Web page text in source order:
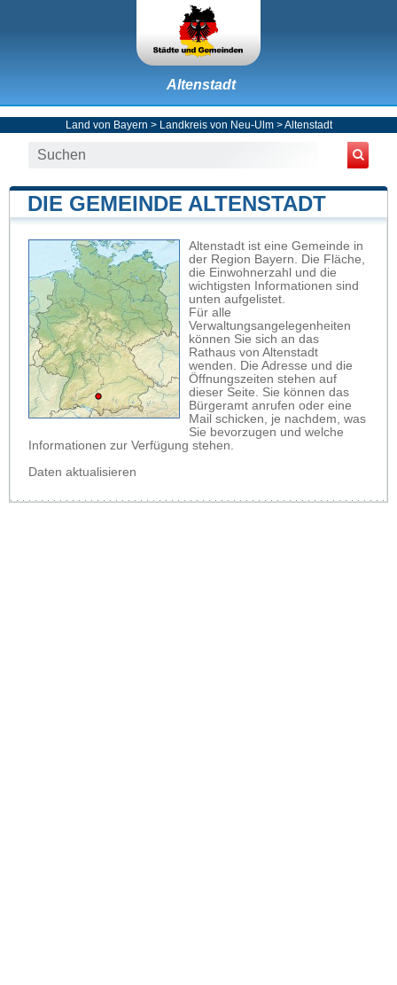
Altenstadt
Land von Bayern > Landkreis von Neu-Ulm>Altenstadt
DIE GEMEINDE ALTENSTADT
Altenstadt ist eine Gemeinde in
der Region Bayern. Die Fläche,
die Einwohnerzahl und die
wichtigsten Informationen sind
unten aufgelistet.
Für alle
Verwaltungsangelegenheiten
können Sie sich an das
Rathaus von Altenstadt
wenden. Die Adresse und die
Öffnungszeiten stehen auf
dieser Seite. Sie können das
Bürgeramt anrufen oder eine
Mail schicken, je nachdem, was
Sie bevorzugen und welche
Informationen zur Verfügung stehen.
Daten aktualisieren